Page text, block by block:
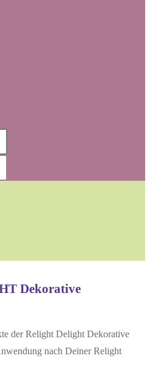
Escape
Escape
panel.
Dekorative
der Relight Delight Dekorative
nach Deiner Relight